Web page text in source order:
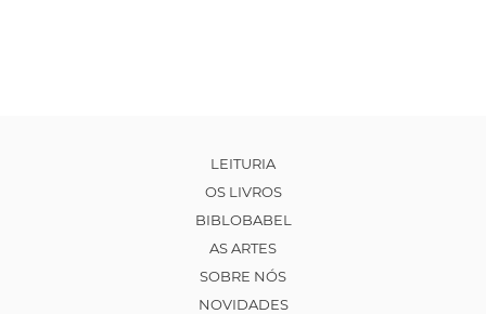
LEITURIA
OS LIVROS
BIBLOBABEL
AS ARTES
SOBRE NÓS
NOVIDADES